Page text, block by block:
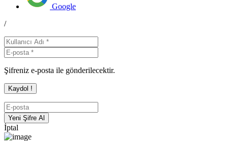
Google
/
Şifreniz e-posta ile gönderilecektir.
İptal